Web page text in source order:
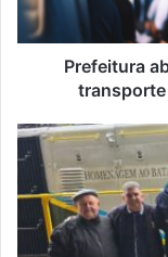
estudantes
de
EncantadoPrefeitura
Trem
dos
Vales
projeta
retomar
passeios